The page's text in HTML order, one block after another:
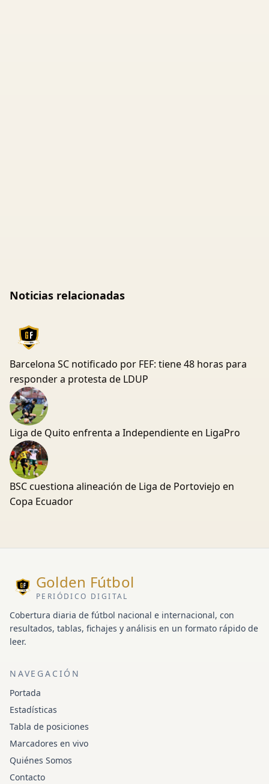
Noticias relacionadas
Barcelona SC notificado por FEF: tiene 48 horas para
responder a protesta de LDUP
Liga de Quito enfrenta a Independiente en LigaPro
BSC cuestiona alineación de Liga de Portoviejo en
Copa Ecuador
Golden Fútbol
PERIÓDICO DIGITAL
Cobertura diaria de fútbol nacional e internacional, con
resultados, tablas, fichajes y análisis en un formato rápido de
leer.
NAVEGACIÓN
Portada
Estadísticas
Tabla de posiciones
Marcadores en vivo
Quiénes Somos
Contacto